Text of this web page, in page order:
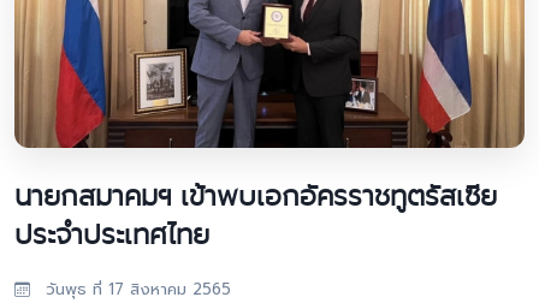
นายกสมาคมฯ เข้าพบเอกอัครราชทูตรัสเซีย
ประจำประเทศไทย
วันพุธ ที่ 17 สิงหาคม 2565